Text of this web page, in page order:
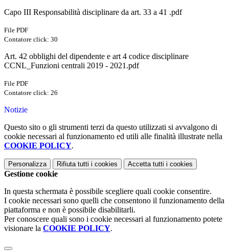
Capo III Responsabilità disciplinare da art. 33 a 41 .pdf
File PDF
Contatore click: 30
Art. 42 obblighi del dipendente e art 4 codice disciplinare
CCNL_Funzioni centrali 2019 - 2021.pdf
File PDF
Contatore click: 26
Notizie
Questo sito o gli strumenti terzi da questo utilizzati si avvalgono di
cookie necessari al funzionamento ed utili alle finalità illustrate nella
COOKIE POLICY.
Personalizza Rifiuta tutti i cookies Accetta tutti i cookies
Gestione cookie
In questa schermata è possibile scegliere quali cookie consentire.
I cookie necessari sono quelli che consentono il funzionamento della
piattaforma e non è possibile disabilitarli.
Per conoscere quali sono i cookie necessari al funzionamento potete
visionare la COOKIE POLICY.